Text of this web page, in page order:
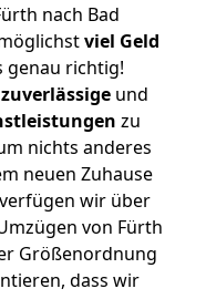
nach Bad
viel Geld
genau richtig!
zuverlässige und
zu
nichts anderes
neuen Zuhause
wir über
von Fürth
Größenordnung
dass wir